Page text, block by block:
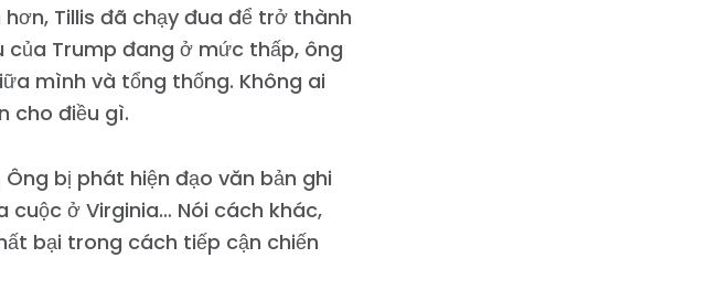
Tillis đã chạy đua để trở thành
của Trump đang ở mức thấp, ông
mình và tổng thống. Không ai
cho điều gì.
bị phát hiện đạo văn bản ghi
ở Virginia… Nói cách khác,
bại trong cách tiếp cận chiến